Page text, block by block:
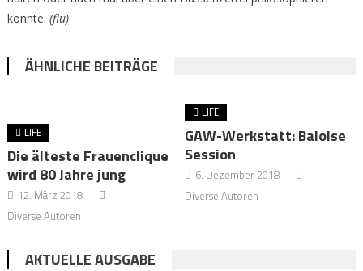
konnte. (flu)
ÄHNLICHE BEITRÄGE
LIFE
Die älteste Frauenclique
wird 80 Jahre jung
12. März 2018
Diverse Autoren
LIFE
GAW-Werkstatt: Baloise
Session
6. Dezember 2018
Diverse Autoren
AKTUELLE AUSGABE